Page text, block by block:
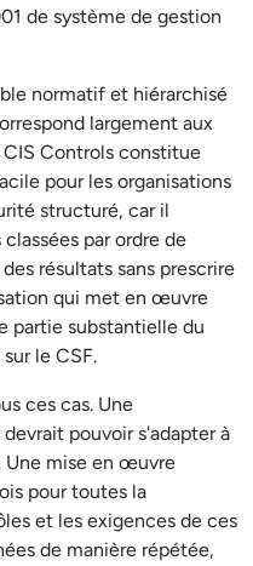
de système de gestion
normatif et hiérarchisé
largement aux
Controls constitue
pour les organisations
structuré, car il
par ordre de
résultats sans prescrire
qui met en œuvre
partie substantielle du
le CSF.
ces cas. Une
pouvoir s'adapter à
Une mise en œuvre
pour toutes la
et les exigences de ces
de manière répétée,